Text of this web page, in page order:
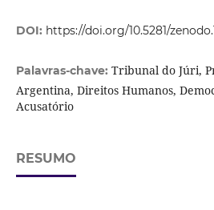
DOI: https://doi.org/10.5281/
Palavras-chave: Tribunal do Júri,
Argentina, Direitos Humanos,
Acusatório
RESUMO